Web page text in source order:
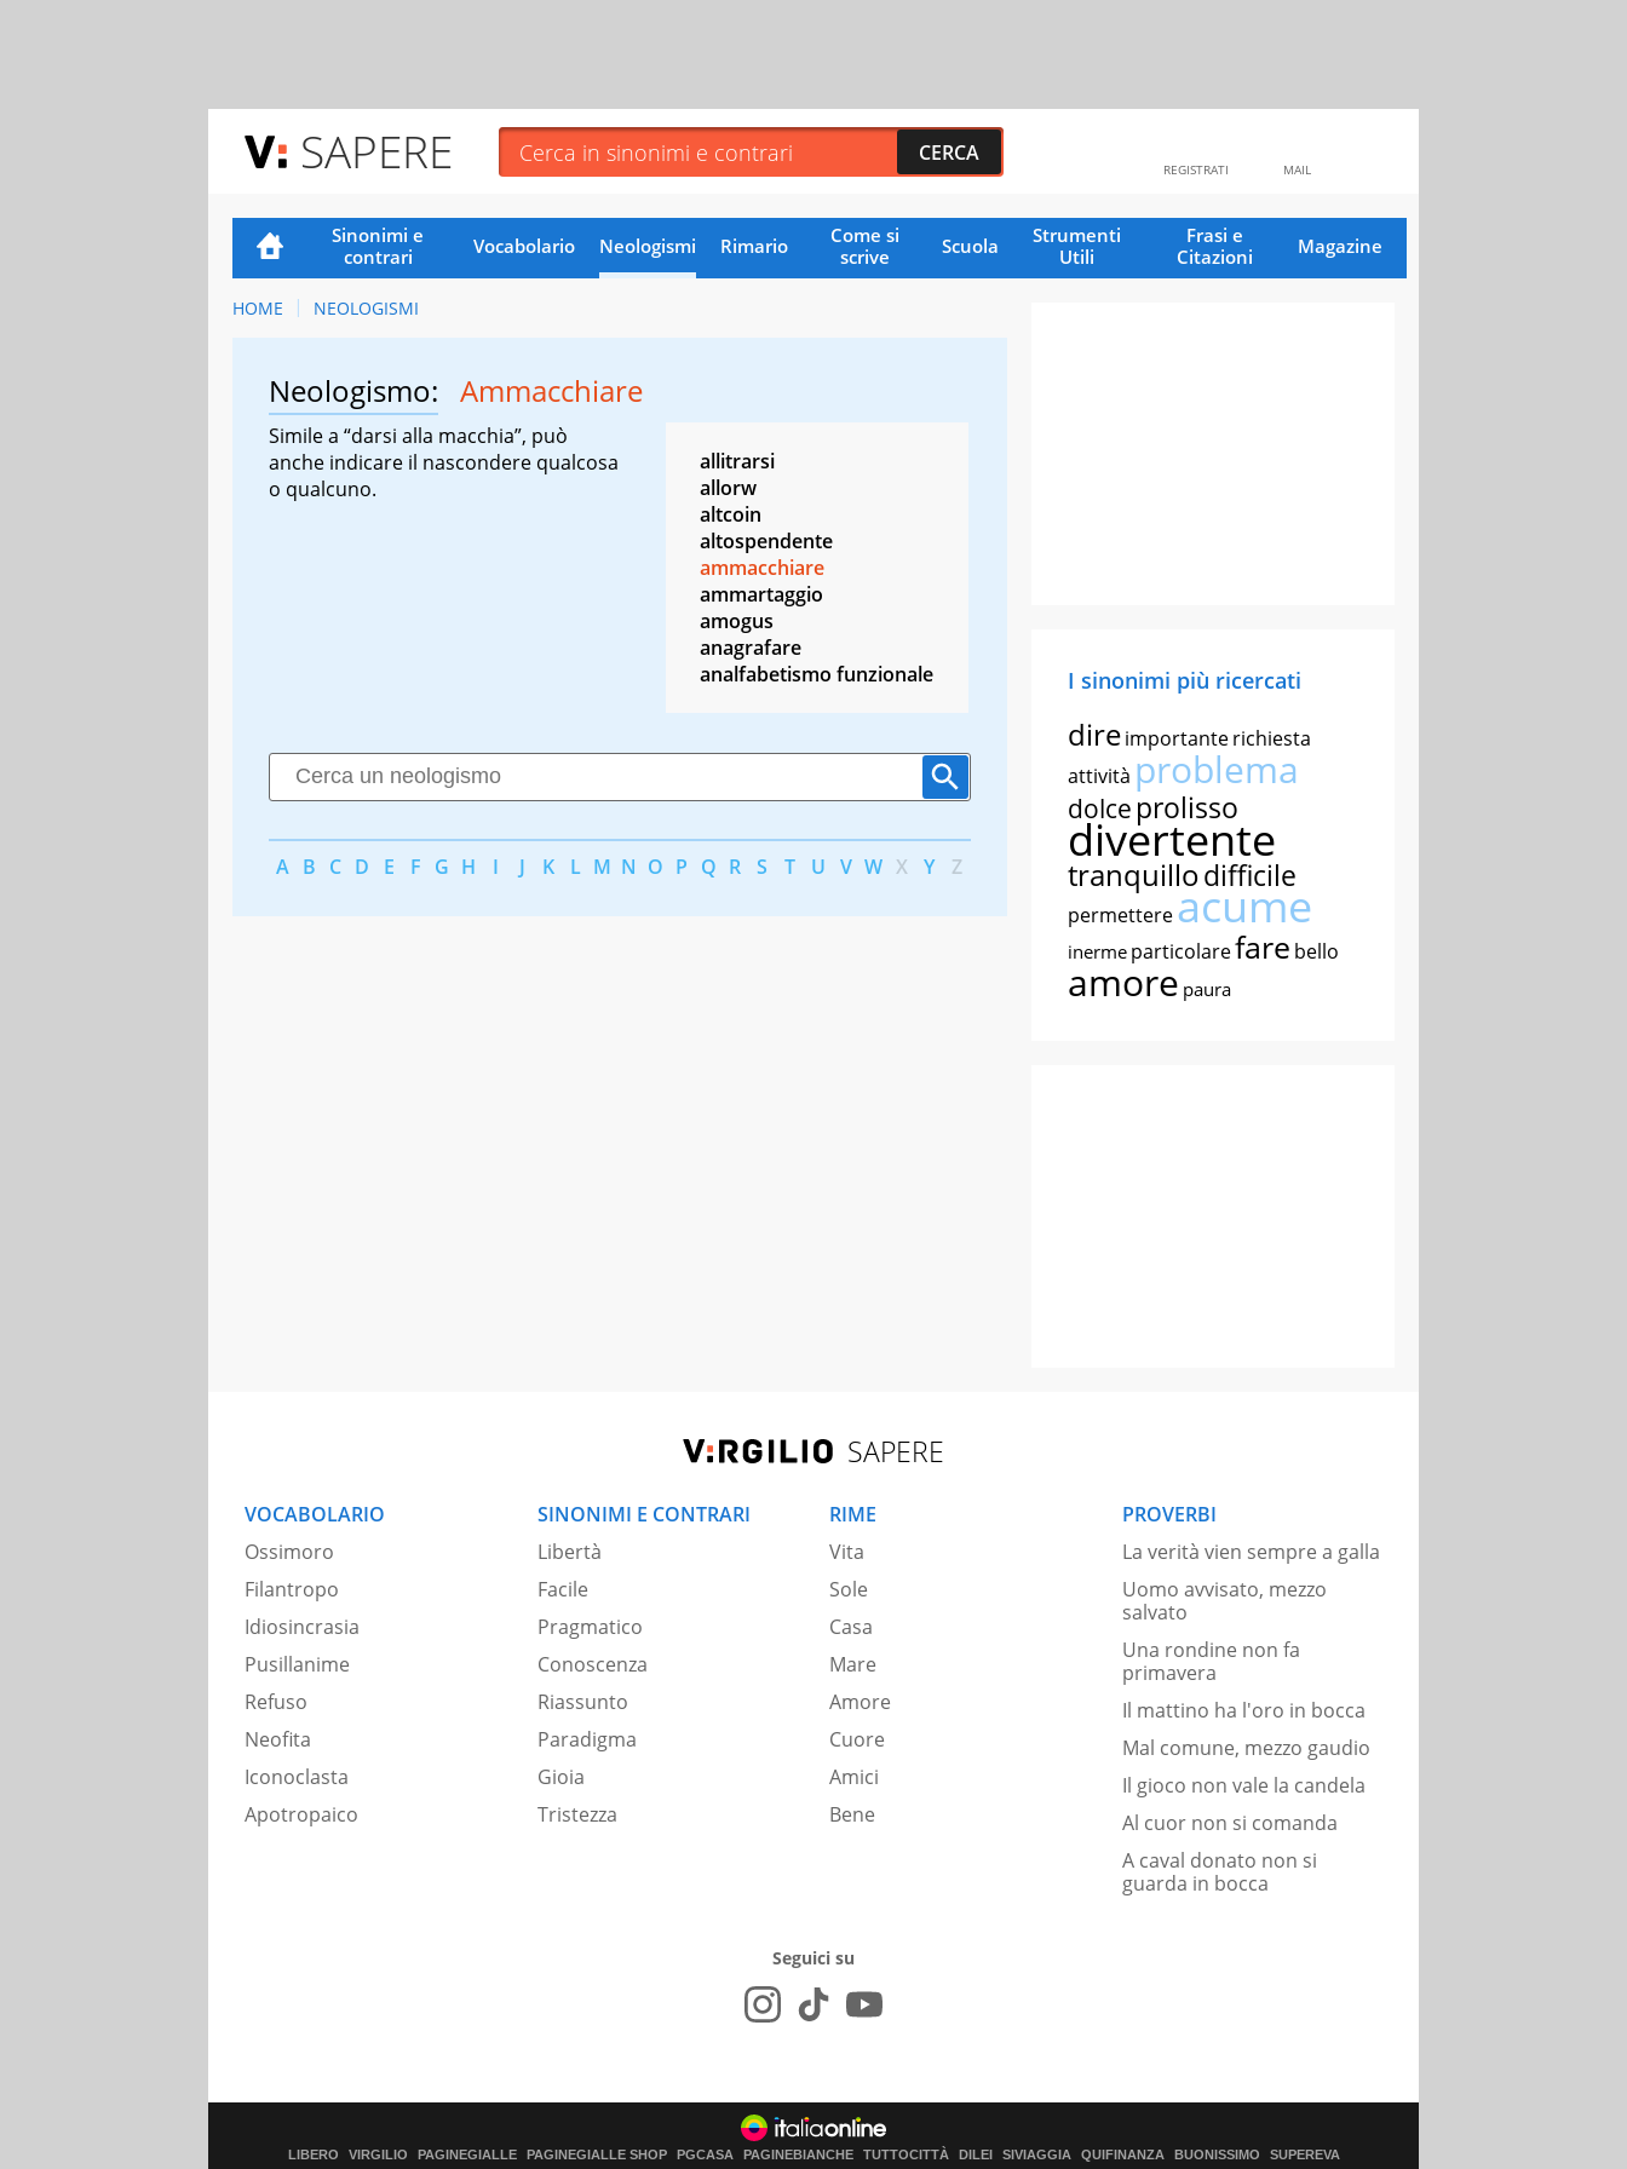
SAPERE MAIL
REGISTRATI
Sinonimi e
contrari
Vocabolario Neologismi Rimario
Come si
scrive
Scuola
Strumenti
Utili
Frasi e
Citazioni
Magazine
HOME NEOLOGISMI
Neologismo: Ammacchiare
Simile a “darsi alla macchia”, può
anche indicare il nascondere qualcosa
o qualcuno.
allitrarsi
allorw
altcoin
altospendente
ammacchiare
ammartaggio
amogus
anagrafare
analfabetismo funzionale
A B C D E F G H I J K L M N O P Q R S T U V W X Y Z
I sinonimi più ricercati
direimportanterichiesta
attività problema
dolce prolisso
divertente
tranquillodifficile
permettereacume
inerme particolarefare bello
amore paura
SAPERE
VOCABOLARIO
Ossimoro
Filantropo
Idiosincrasia
Pusillanime
Refuso
Neofita
Iconoclasta
Apotropaico
SINONIMI E CONTRARI
Libertà
Facile
Pragmatico
Conoscenza
Riassunto
Paradigma
Gioia
Tristezza
RIME
Vita
Sole
Casa
Mare
Amore
Cuore
Amici
Bene
PROVERBI
La verità vien sempre a galla
Uomo avvisato, mezzo
salvato
Una rondine non fa
primavera
Il mattino ha l'oro in bocca
Mal comune, mezzo gaudio
Il gioco non vale la candela
Al cuor non si comanda
A caval donato non si
guarda in bocca
Seguici su
LIBERO VIRGILIO PAGINEGIALLE PAGINEGIALLE SHOP PGCASA PAGINEBIANCHE TUTTOCITTÀ DILEI SIVIAGGIA QUIFINANZA BUONISSIMO SUPEREVA